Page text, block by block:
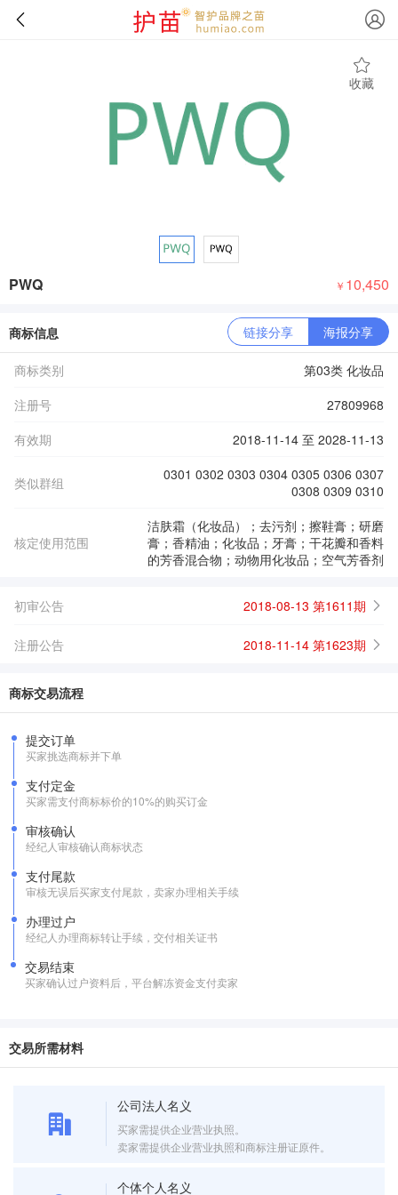
收藏
PWQ ￥ 10,450
商标信息 链接分享 海报分享
商标类别
第03类 化妆品
注册号
27809968
有效期
2018-11-14 至 2028-11-13
类似群组
0301 0302 0303 0304 0305 0306 0307
0308 0309 0310
核定使用范围
洁肤霜（化妆品）；去污剂；擦鞋膏；研磨
膏；香精油；化妆品；牙膏；干花瓣和香料
的芳香混合物；动物用化妆品；空气芳香剂
初审公告 2018-08-13 第1611期
注册公告 2018-11-14 第1623期
商标交易流程
提交订单
买家挑选商标并下单
支付定金
买家需支付商标标价的10%的购买订金
审核确认
经纪人审核确认商标状态
支付尾款
审核无误后买家支付尾款，卖家办理相关手续
办理过户
经纪人办理商标转让手续，交付相关证书
交易结束
买家确认过户资料后，平台解冻资金支付卖家
交易所需材料
公司法人名义
买家需提供企业营业执照。
卖家需提供企业营业执照和商标注册证原件。
个体个人名义